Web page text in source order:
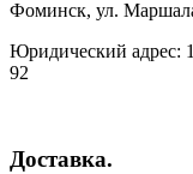
Фоминск, ул.
Юридический адрес:
92
Доставка.